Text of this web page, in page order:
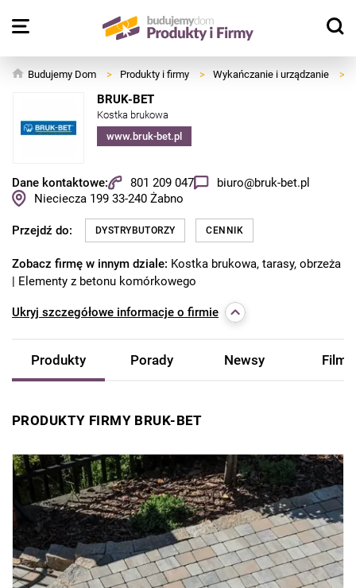
Budujemy Dom > Produkty i firmy > Wykańczanie i urządzanie >
BRUK-BET
Kostka brukowa
www.bruk-bet.pl
Dane kontaktowe: 801 209 047
biuro@bruk-bet.pl
Nieciecza 199 33-240 Żabno
Przejdź do: DYSTRYBUTORZY CENNIK
Zobacz firmę w innym dziale: Kostka brukowa, tarasy, obrzeża
Elementy z betonu komórkowego
Ukryj szczegółowe informacje o firmie
Produkty Porady Newsy Filmy
PRODUKTY FIRMY BRUK-BET